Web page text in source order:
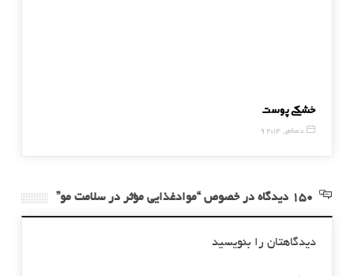
خشکی پوست
9 دسامبر, 2014
دیدگاهتان را بنویسید